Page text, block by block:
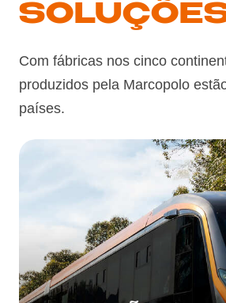
Com fábricas nos cinco
produzidos pela Marcopolo
países.